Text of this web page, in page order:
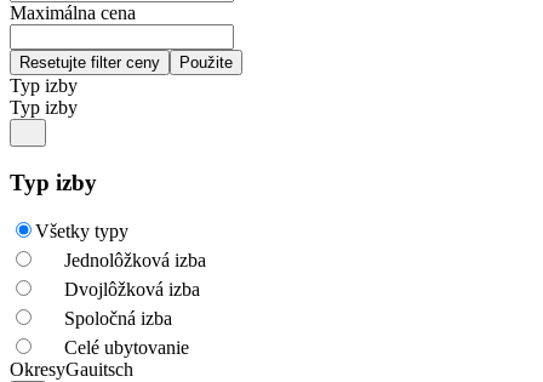
Maximálna cena
Typ izby
Typ izby
Typ izby
Všetky typy
Jednolôžková izba
Dvojlôžková izba
Spoločná izba
Celé ubytovanie
OkresyGauitsch